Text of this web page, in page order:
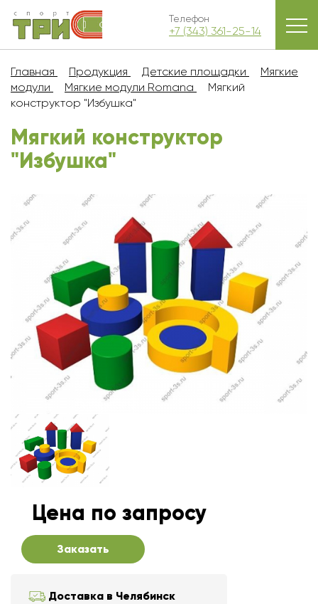
Телефон
+7 (343) 361-25-14
Главная Продукция Детские площадки
Мягкие
модули
Мягкие модули Romana
Мягкий
конструктор "Избушка"
Мягкий конструктор
"Избушка"
Цена по запросу
Заказать
Доставка в Челябинск